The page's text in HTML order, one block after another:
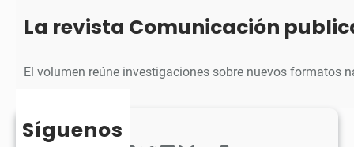
La revista Comunicación
El volumen reúne investigaciones sobre nuevos formatos
Síguenos